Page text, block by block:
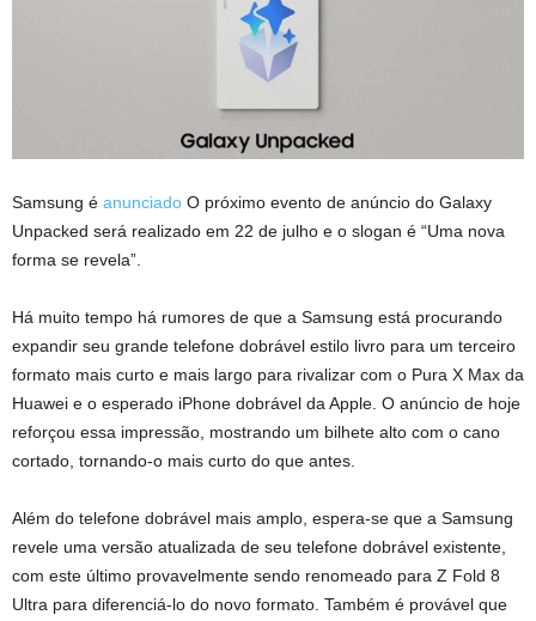
Samsung é anunciado O próximo evento de anúncio do Galaxy
Unpacked será realizado em 22 de julho e o slogan é “Uma nova
forma se revela”.
Há muito tempo há rumores de que a Samsung está procurando
expandir seu grande telefone dobrável estilo livro para um terceiro
formato mais curto e mais largo para rivalizar com o Pura X Max da
Huawei e o esperado iPhone dobrável da Apple. O anúncio de hoje
reforçou essa impressão, mostrando um bilhete alto com o cano
cortado, tornando-o mais curto do que antes.
Além do telefone dobrável mais amplo, espera-se que a Samsung
revele uma versão atualizada de seu telefone dobrável existente,
com este último provavelmente sendo renomeado para Z Fold 8
Ultra para diferenciá-lo do novo formato. Também é provável que